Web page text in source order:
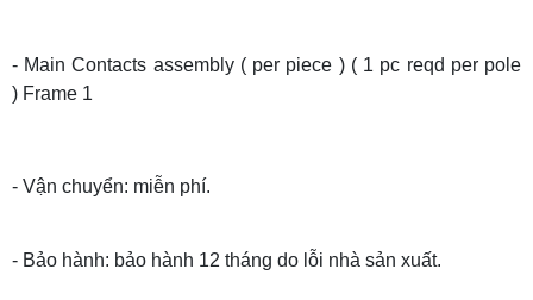
- Main Contacts assembly ( per piece ) ( 1 pc reqd per pole
) Frame 1
- Vận chuyển: miễn phí.
- Bảo hành: bảo hành 12 tháng do lỗi nhà sản xuất.